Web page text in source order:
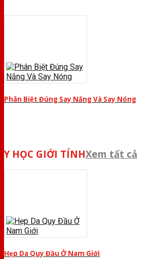
Phân Biệt Đúng Say Nắng Và Say Nóng
Y HỌC GIỚI TÍNHXem tất cả
Hẹp Da Quy Đầu Ở Nam Giới